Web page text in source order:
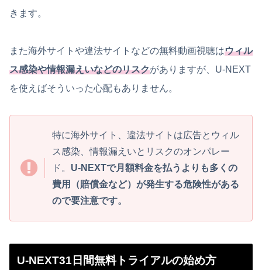
きます。
また海外サイトや違法サイトなどの無料動画視聴はウィル
ス感染や情報漏えいなどのリスクがありますが、U-NEXT
を使えばそういった心配もありません。
特に海外サイト、違法サイトは広告とウィル
ス感染、情報漏えいとリスクのオンパレー
ド。 U-NEXTで月額料金を払うよりも多くの
費用（賠償金など）が発生する危険性がある
ので要注意です。
U-NEXT31日間無料トライアルの始め方